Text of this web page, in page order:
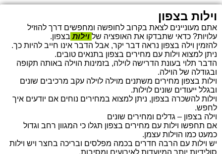
וילות בצפון
אתם מעוניינים לצאת בקרוב לחופשה ומחפשים דרך להוזיל
עלויות? כדאי שתבדקו את האופציה של וילות בצפון.
להזמין וילה בצפון נראה דבר יקר, אבל הדבר אינו חייב להיות כך.
ניתן למצוא וילות עם מחירים בצפון בתנאים טובים.
הדבר תלוי בעונת הדרישה לוילה, בזמינות הוילה באותה תקופה
ובגודלה של הוילה.
וילות בצפון מחירים משתנים מוילה לוילה עקב מרכיבים שונים
ובגלל ייעודים שונים לוילות.
וילות להשכרה בצפון, ניתן למצוא במחירים נוחים אם יודעים איך
לחפש.
וילה בצפון – גדלים ומחירים שונים
אם תחפשו וילות עם מחירים בצפון תגלו כי המגוון רחב וגדול
כמעט כמו הוילות עצמן.
יש וילות עם הרבה חדרים בכמה מפלסים ובריכה בחצר ויש וילות
סולידיות יותר המיועדות לאירועים ומסיבות,